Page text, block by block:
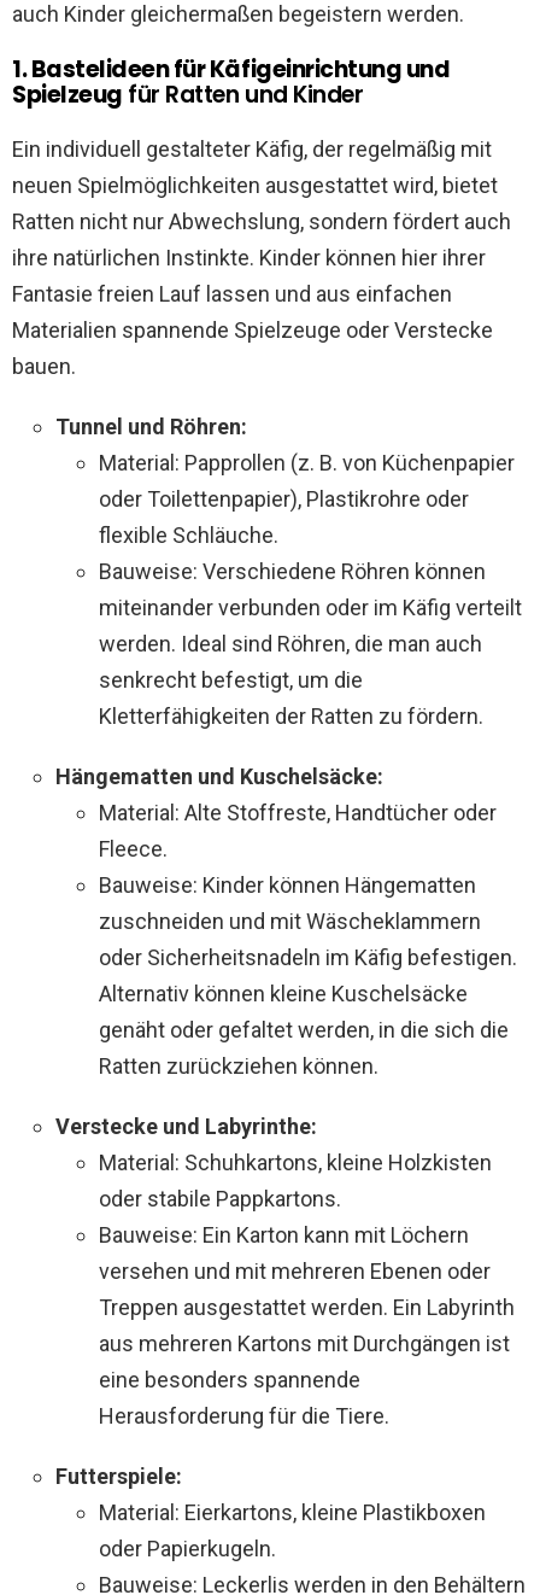
auch Kinder gleichermaßen begeistern werden.
1. Bastelideen für Käfigeinrichtung und
Spielzeug für Ratten und Kinder
Ein individuell gestalteter Käfig, der regelmäßig mit
neuen Spielmöglichkeiten ausgestattet wird, bietet
Ratten nicht nur Abwechslung, sondern fördert auch
ihre natürlichen Instinkte. Kinder können hier ihrer
Fantasie freien Lauf lassen und aus einfachen
Materialien spannende Spielzeuge oder Verstecke
bauen.
Tunnel und Röhren:
Material: Papprollen (z. B. von Küchenpapier
oder Toilettenpapier), Plastikrohre oder
flexible Schläuche.
Bauweise: Verschiedene Röhren können
miteinander verbunden oder im Käfig verteilt
werden. Ideal sind Röhren, die man auch
senkrecht befestigt, um die
Kletterfähigkeiten der Ratten zu fördern.
Hängematten und Kuschelsäcke:
Material: Alte Stoffreste, Handtücher oder
Fleece.
Bauweise: Kinder können Hängematten
zuschneiden und mit Wäscheklammern
oder Sicherheitsnadeln im Käfig befestigen.
Alternativ können kleine Kuschelsäcke
genäht oder gefaltet werden, in die sich die
Ratten zurückziehen können.
Verstecke und Labyrinthe:
Material: Schuhkartons, kleine Holzkisten
oder stabile Pappkartons.
Bauweise: Ein Karton kann mit Löchern
versehen und mit mehreren Ebenen oder
Treppen ausgestattet werden. Ein Labyrinth
aus mehreren Kartons mit Durchgängen ist
eine besonders spannende
Herausforderung für die Tiere.
Futterspiele:
Material: Eierkartons, kleine Plastikboxen
oder Papierkugeln.
Bauweise: Leckerlis werden in den Behältern